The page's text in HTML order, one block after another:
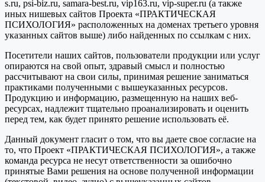
s.ru, psi-biz.ru, samara-best.ru, vip163.ru, vip-super.ru (а также
иных нишевых сайтов Проекта «ПРАКТИЧЕСКАЯ
ПСИХОЛОГИЯ» расположенных на доменах третьего уровня
указанных сайтов выше) либо найденных по ссылкам с них.
Посетители наших сайтов, пользователи продукции или услуг
опираются на свой опыт, здравый смысл и полностью
рассчитывают на свои силы, принимая решение заниматься
практиками полученными с вышеуказанных ресурсов.
Продукцию и информацию, размещенную на наших веб-
ресурсах, надлежит тщательно проанализировать и оценить
перед тем, как будет принято решение использовать её.
Данный документ гласит о том, что вы даете свое согласие на
то, что Проект «ПРАКТИЧЕСКАЯ ПСИХОЛОГИЯ», а также
команда ресурса не несут ответственности за ошибочно
принятые Вами решения на основе полученной информации